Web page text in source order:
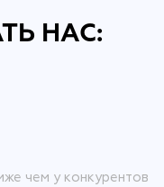
НАС:
чем у конкурентов